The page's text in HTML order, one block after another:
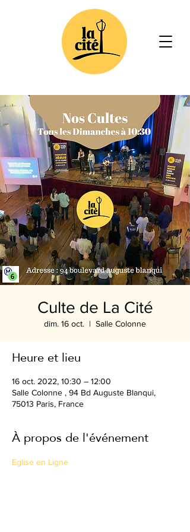
Culte de La Cité
dim. 16 oct.
  |
Salle Colonne
Heure et lieu
16 oct. 2022, 10:30 – 12:00
Salle Colonne , 94 Bd Auguste Blanqui,
75013 Paris, France
À propos de l'événement
Eglise en Ligne